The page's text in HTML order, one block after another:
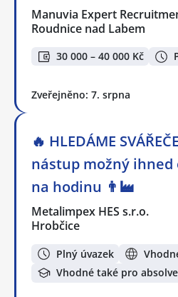
Manuvia Expert
Roudnice nad Labem
30 000 – 40 000 Kč
Zveřejněno: 7. srpna
🔥 HLEDÁME
nástup možný ihned
na hodinu 👨‍🏭
Metalimpex HES s.r.o.
Hrobčice
Plný úvazek
Vhodné také pro